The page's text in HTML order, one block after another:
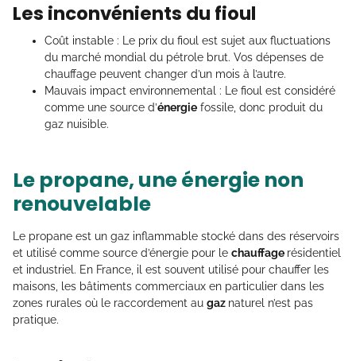
Les inconvénients du fioul
Coût instable : Le prix du fioul est sujet aux fluctuations
du marché mondial du pétrole brut. Vos dépenses de
chauffage peuvent changer d’un mois à l’autre.
Mauvais impact environnemental : Le fioul est considéré
comme une source d’énergie fossile, donc produit du
gaz nuisible.
Le propane, une énergie non
renouvelable
Le propane est un gaz inflammable stocké dans des réservoirs
et utilisé comme source d’énergie pour le chauffage résidentiel
et industriel. En France, il est souvent utilisé pour chauffer les
maisons, les bâtiments commerciaux en particulier dans les
zones rurales où le raccordement au gaz naturel n’est pas
pratique.